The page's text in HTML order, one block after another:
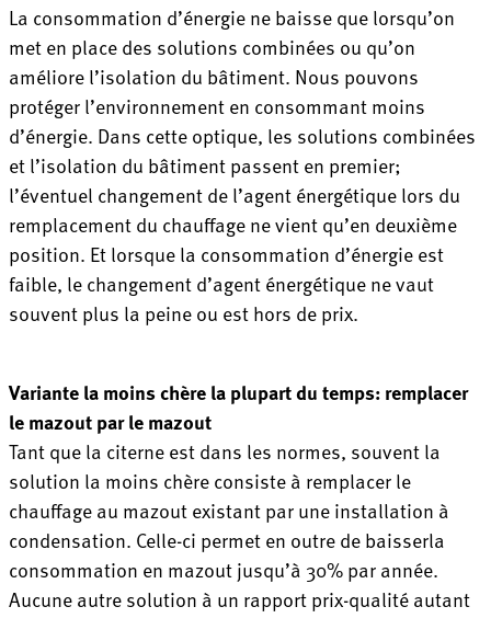
La consommation d’énergie ne baisse que lorsqu’on
met en place des solutions combinées ou qu’on
améliore l’isolation du bâtiment. Nous pouvons
protéger l’environnement en consommant moins
d’énergie. Dans cette optique, les solutions combinées
et l’isolation du bâtiment passent en premier;
l’éventuel changement de l’agent énergétique lors du
remplacement du chauffage ne vient qu’en deuxième
position. Et lorsque la consommation d’énergie est
faible, le changement d’agent énergétique ne vaut
souvent plus la peine ou est hors de prix.
Variante la moins chère la plupart du temps: remplacer
le mazout par le mazout
Tant que la citerne est dans les normes, souvent la
solution la moins chère consiste à remplacer le
chauffage au mazout existant par une installation à
condensation. Celle-ci permet en outre de baisserla
consommation en mazout jusqu’à 30% par année.
Aucune autre solution à un rapport prix-qualité autant